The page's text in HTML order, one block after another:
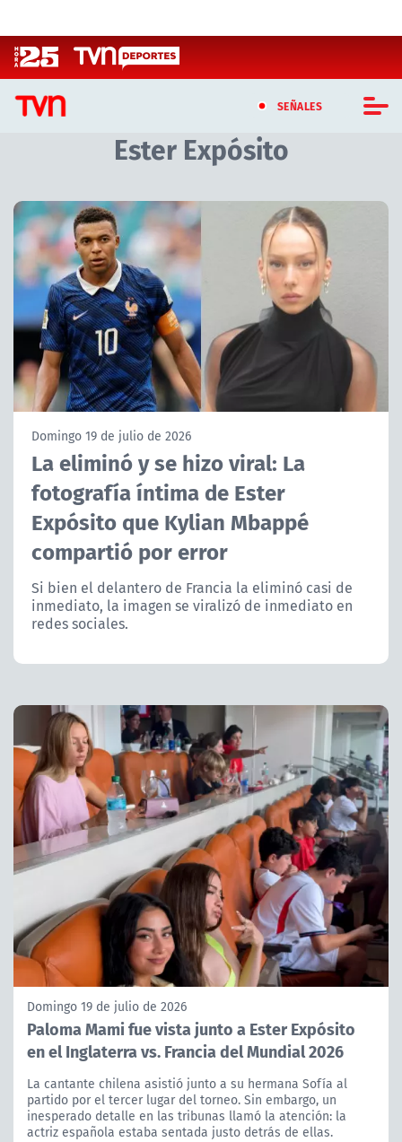
SEÑALES
CASTING MASTERCHEF CHILE
CASTING TVN VERTICAL
TVN VERTICAL
TVN PLAY
PROGRAMAS
TELESERIES
ACTUALIDAD Y TENDENCIAS
CORPORATIVO Y TRANSPARENCIA
CANAL DE DENUNCIAS
ÁREA DE PROYECTOS
Ester Expósito
Artículos relacionados con Ester Expósito
Domingo 19 de julio de 2026
La eliminó y se hizo viral: La
fotografía íntima de Ester
Expósito que Kylian Mbappé
compartió por error
Si bien el delantero de Francia la eliminó casi de
inmediato, la imagen se viralizó de inmediato en
redes sociales.
Domingo 19 de julio de 2026
Paloma Mami fue vista junto a Ester Expósito
en el Inglaterra vs. Francia del Mundial 2026
La cantante chilena asistió junto a su hermana Sofía al
partido por el tercer lugar del torneo. Sin embargo, un
inesperado detalle en las tribunas llamó la atención: la
actriz española estaba sentada justo detrás de ellas.